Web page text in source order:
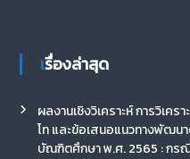
เรื่องล่าสุด
ผลงานเชิงวิเคราะห์ การวิเ
โท และข้อเสนอแนวทางพัฒน
บัณฑิตศึกษา พ.ศ. 2565 : กรณี